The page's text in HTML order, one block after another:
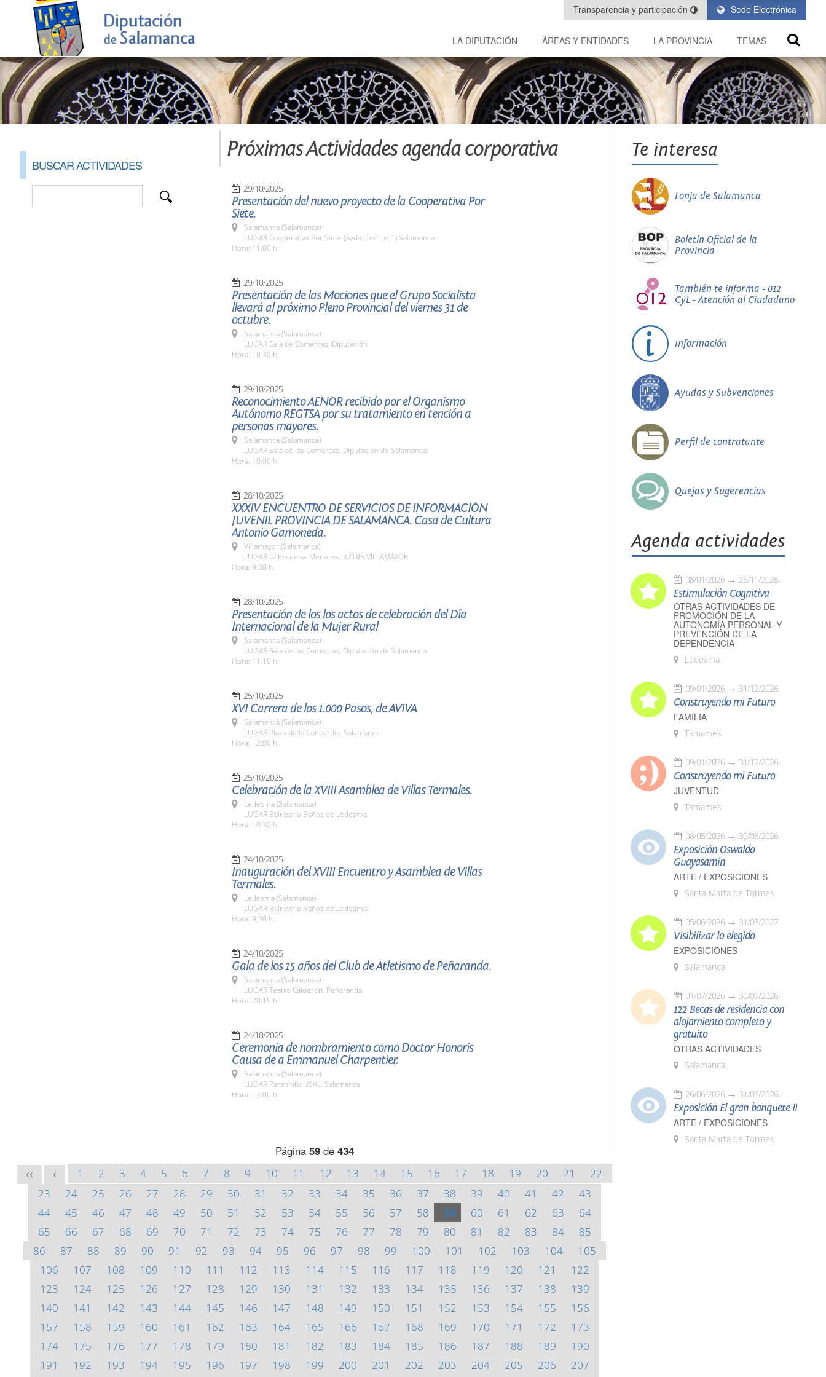
Sede Electrónica
Transparencia y participación
LA DIPUTACIÓN ÁREAS Y ENTIDADES LA PROVINCIA TEMAS
BUSCAR ACTIVIDADES
Próximas Actividades agenda corporativa
29/10/2025
Presentación del nuevo proyecto de la Cooperativa Por
Siete.
Salamanca (Salamanca)
LUGAR Cooperativa Por Siete (Avda. Cedros,1) Salamanca.
Hora: 11,00 h.
29/10/2025
Presentación de las Mociones que el Grupo Socialista
llevará al próximo Pleno Provincial del viernes 31 de
octubre.
Salamanca (Salamanca)
LUGAR Sala de Comarcas. Diputación
Hora: 10,30 h.
29/10/2025
Reconocimiento AENOR recibido por el Organismo
Autónomo REGTSA por su tratamiento en tención a
personas mayores.
Salamanca (Salamanca)
LUGAR Sala de las Comarcas, Diputación de Salamanca.
Hora: 10,00 h.
28/10/2025
XXXIV ENCUENTRO DE SERVICIOS DE INFORMACIÓN
JUVENIL PROVINCIA DE SALAMANCA. Casa de Cultura
Antonio Gamoneda.
Villamayor (Salamanca)
LUGAR C/ Escuelas Menores. 37185 VILLAMAYOR
Hora: 9:30 h.
28/10/2025
Presentación de los los actos de celebración del Día
Internacional de la Mujer Rural
Salamanca (Salamanca)
LUGAR Sala de las Comarcas, Diputación de Salamanca.
Hora: 11:15 h.
25/10/2025
XVI Carrera de los 1.000 Pasos, de AVIVA
Salamanca (Salamanca)
LUGAR Plaza de la Concordia. Salamanca
Hora: 12:00 h.
25/10/2025
Celebración de la XVIII Asamblea de Villas Termales.
Ledesma (Salamanca)
LUGAR Balneario Baños de Ledesma.
Hora: 10:30 h.
24/10/2025
Inauguración del XVIII Encuentro y Asamblea de Villas
Termales.
Ledesma (Salamanca)
LUGAR Balneario Baños de Ledesma.
Hora: 9,30 h.
24/10/2025
Gala de los 15 años del Club de Atletismo de Peñaranda.
Salamanca (Salamanca)
LUGAR Teatro Calderón. Peñaranda
Hora: 20:15 h.
24/10/2025
Ceremonia de nombramiento como Doctor Honoris
Causa de a Emmanuel Charpentier.
Salamanca (Salamanca)
LUGAR Paraninfo USAL. Salamanca
Hora: 12:00 h.
Página 59 de 434
<< < 1 2 3 4 5 6 7 8 9 10 11 12 13 14 15 16 17 18 19 20 21
22
23
24 25 26 27 28 29 30 31 32 33 34 35 36 37 38 39 40 41 42
43
44
45 46 47 48 49 50 51 52 53 54 55 56 57 58 59 60 61 62 63
64
65
66 67 68 69 70 71 72 73 74 75 76 77 78 79 80 81 82 83 84
85
86
87 88 89 90 91 92 93 94 95 96 97 98 99 100 101 102 103 104
105
106
107 108 109 110 111 112 113 114 115 116 117 118 119 120 121
122
123
124 125 126 127 128 129 130 131 132 133 134 135 136 137 138
139
140
141 142 143 144 145 146 147 148 149 150 151 152 153 154 155
156
157
158 159 160 161 162 163 164 165 166 167 168 169 170 171 172
173
174
175 176 177 178 179 180 181 182 183 184 185 186 187 188 189
190
191
192 193 194 195 196 197 198 199 200 201 202 203 204 205 206 207
Te interesa
Lonja de Salamanca
Boletín Oficial de la
Provincia
También te informa - 012
CyL - Atención al Ciudadano
Información
Ayudas y Subvenciones
Perfil de contratante
Quejas y Sugerencias
Agenda actividades
08/01/2026 26/11/2026
Estimulación Cognitiva
OTRAS ACTIVIDADES DE
PROMOCIÓN DE LA
AUTONOMÍA PERSONAL Y
PREVENCIÓN DE LA
DEPENDENCIA
Ledesma
09/01/2026 31/12/2026
Construyendo mi Futuro
FAMILIA
Tamames
09/01/2026 31/12/2026
Construyendo mi Futuro
JUVENTUD
Tamames
08/05/2026 30/08/2026
Exposición Oswaldo
Guayasamín
ARTE / EXPOSICIONES
Santa Marta de Tormes
05/06/2026 31/03/2027
Visibilizar lo elegido
EXPOSICIONES
Salamanca
01/07/2026 30/09/2026
122 Becas de residencia con
alojamiento completo y
gratuito
OTRAS ACTIVIDADES
Salamanca
26/06/2026 31/08/2026
Exposición El gran banquete II
ARTE / EXPOSICIONES
Santa Marta de Tormes